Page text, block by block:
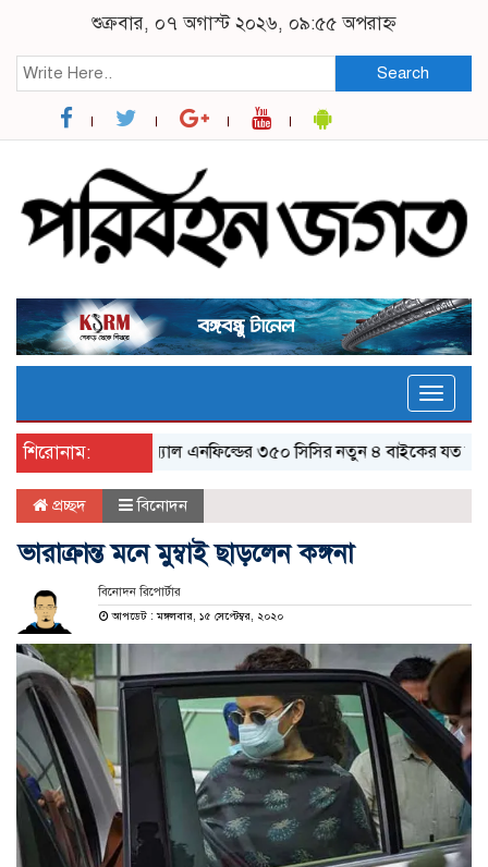
শুক্রবার, ০৭ অগাস্ট ২০২৬, ০৯:৫৫ অপরাহ্ন
Search
Toggle
শিরোনাম:
র‌য়্যাল এনফিল্ডের ৩৫০ সিসির নতুন ৪ বাইকের যত ফিচার
প্রচ্ছদ বিনোদন
ভারাক্রান্ত মনে মুম্বাই ছাড়লেন কঙ্গনা
বিনোদন রিপোর্টার
আপডেট : মঙ্গলবার, ১৫ সেপ্টেম্বর, ২০২০